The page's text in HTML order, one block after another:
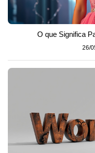
O que Significa
26/